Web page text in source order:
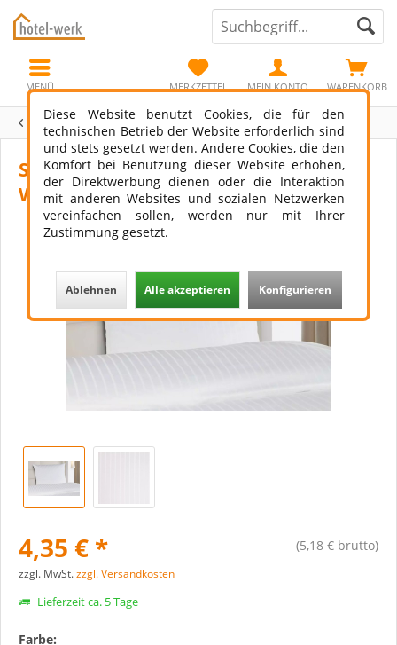
WARENKORB
MERKZETTEL MEIN KONTO
MENÜ
Übersicht Bettwäsche
Satin Bettwäsche Viola 6/24
Wechselstreifen
4,35 € * (5,18 € brutto)
zzgl. MwSt.zzgl. Versandkosten
Lieferzeit ca. 5 Tage
Farbe:
Diese Website benutzt Cookies, die für den
technischen Betrieb der Website erforderlich sind
und stets gesetzt werden. Andere Cookies, die den
Komfort bei Benutzung dieser Website erhöhen,
der Direktwerbung dienen oder die Interaktion
mit anderen Websites und sozialen Netzwerken
vereinfachen sollen, werden nur mit Ihrer
Zustimmung gesetzt.
Ablehnen Alle akzeptieren Konfigurieren